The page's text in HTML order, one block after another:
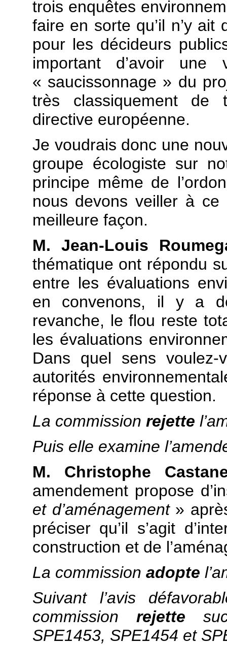
trois enquêtes
faire en sorte qu’il n’y ait
pour les décideurs
important d’avoir
« saucissonnage » du
très classiquement de
directive européenne.
Je voudrais donc une
groupe écologiste sur
principe même de
nous devons veiller à
meilleure façon.
M. Jean-Louis
thématique ont répondu
entre les évaluations
en convenons, il y a
revanche, le flou reste
les évaluations
Dans quel sens voulez-
autorités
réponse à cette question.
La commission rejette
Puis elle examine
M. Christophe
amendement propose
et d’aménagement»
préciser qu’il s’agit
construction et de
La commission adopte
Suivant l’avis
commission rejette
SPE1453, SPE1454 et